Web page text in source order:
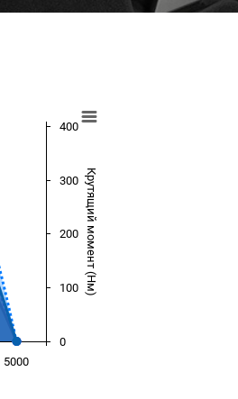
Крутящий момент (Нм)
5000
0
100
200
300
400